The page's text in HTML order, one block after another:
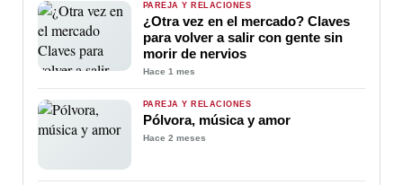
PAREJA Y RELACIONES
¿Otra vez en el mercado? Claves
para volver a salir con gente sin
morir de nervios
Hace 1 mes
PAREJA Y RELACIONES
Pólvora, música y amor
Hace 2 meses